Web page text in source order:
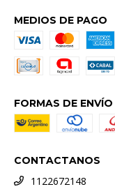
MEDIOS DE PAGO
FORMAS DE ENVÍO
CONTACTANOS
1122672148